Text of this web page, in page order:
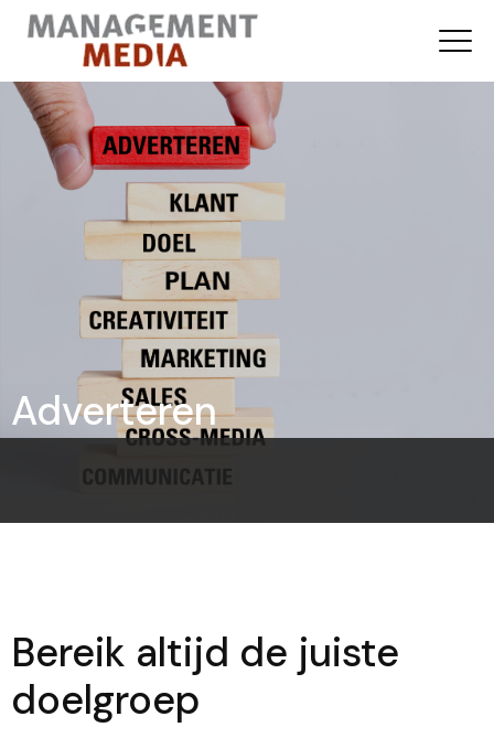
Adverteren
Bereik altijd de juiste
doelgroep